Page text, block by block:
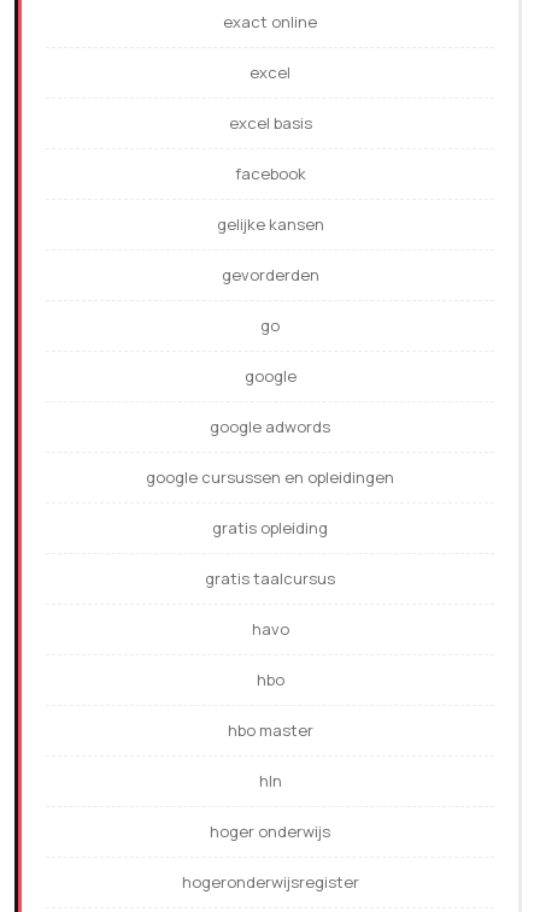
exact online
excel
excel basis
facebook
gelijke kansen
gevorderden
go
google
google adwords
google cursussen en opleidingen
gratis opleiding
gratis taalcursus
havo
hbo
hbo master
hln
hoger onderwijs
hogeronderwijsregister